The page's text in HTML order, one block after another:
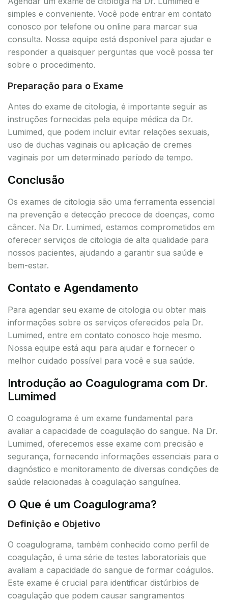
simples e conveniente. Você pode entrar em contato
conosco por telefone ou online para marcar sua
consulta. Nossa equipe está disponível para ajudar e
responder a quaisquer perguntas que você possa ter
sobre o procedimento.
Preparação para o Exame
Antes do exame de citologia, é importante seguir as
instruções fornecidas pela equipe médica da Dr.
Lumimed, que podem incluir evitar relações sexuais,
uso de duchas vaginais ou aplicação de cremes
vaginais por um determinado período de tempo.
Conclusão
Os exames de citologia são uma ferramenta essencial
na prevenção e detecção precoce de doenças, como
câncer. Na Dr. Lumimed, estamos comprometidos em
oferecer serviços de citologia de alta qualidade para
nossos pacientes, ajudando a garantir sua saúde e
bem-estar.
Contato e Agendamento
Para agendar seu exame de citologia ou obter mais
informações sobre os serviços oferecidos pela Dr.
Lumimed, entre em contato conosco hoje mesmo.
Nossa equipe está aqui para ajudar e fornecer o
melhor cuidado possível para você e sua saúde.
Introdução ao Coagulograma com Dr.
Lumimed
O coagulograma é um exame fundamental para
avaliar a capacidade de coagulação do sangue. Na Dr.
Lumimed, oferecemos esse exame com precisão e
segurança, fornecendo informações essenciais para o
diagnóstico e monitoramento de diversas condições de
saúde relacionadas à coagulação sanguínea.
O Que é um Coagulograma?
Definição e Objetivo
O coagulograma, também conhecido como perfil de
coagulação, é uma série de testes laboratoriais que
avaliam a capacidade do sangue de formar coágulos.
Este exame é crucial para identificar distúrbios de
coagulação que podem causar sangramentos